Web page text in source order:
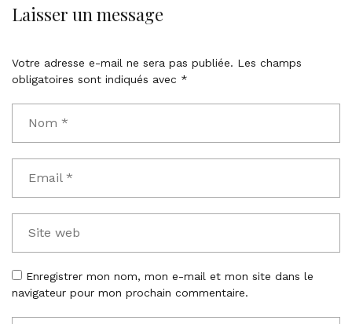
Laisser un message
Votre adresse e-mail ne sera pas publiée. Les champs
obligatoires sont indiqués avec *
Enregistrer mon nom, mon e-mail et mon site dans le
navigateur pour mon prochain commentaire.